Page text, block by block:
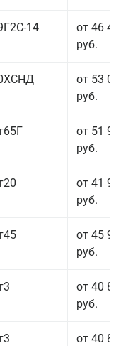
14
от 46
руб.
от 53
руб.
от 51
руб.
от 41
руб.
от 45
руб.
от 40
руб.
от 40